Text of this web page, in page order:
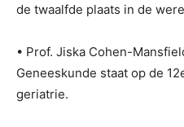
de twaalfde plaats in de
• Prof. Jiska Cohen-
Geneeskunde staat op de
geriatrie.